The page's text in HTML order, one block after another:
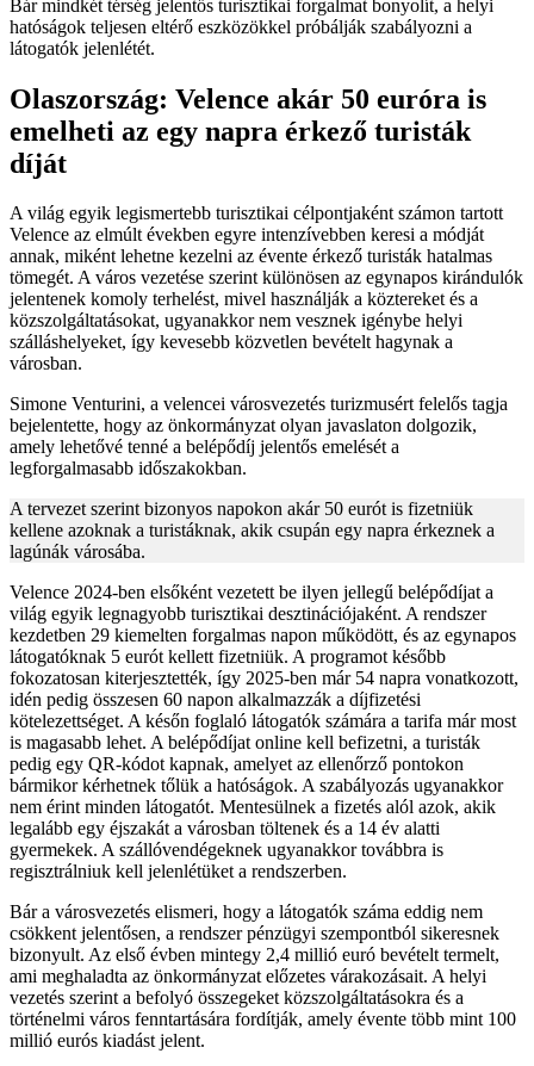
Bár mindkét térség jelentős turisztikai forgalmat bonyolít, a helyi
hatóságok teljesen eltérő eszközökkel próbálják szabályozni a
látogatók jelenlétét.
Olaszország: Velence akár 50 euróra is
emelheti az egy napra érkező turisták
díját
A világ egyik legismertebb turisztikai célpontjaként számon tartott
Velence az elmúlt években egyre intenzívebben keresi a módját
annak, miként lehetne kezelni az évente érkező turisták hatalmas
tömegét. A város vezetése szerint különösen az egynapos kirándulók
jelentenek komoly terhelést, mivel használják a köztereket és a
közszolgáltatásokat, ugyanakkor nem vesznek igénybe helyi
szálláshelyeket, így kevesebb közvetlen bevételt hagynak a
városban.
Simone Venturini, a velencei városvezetés turizmusért felelős tagja
bejelentette, hogy az önkormányzat olyan javaslaton dolgozik,
amely lehetővé tenné a belépődíj jelentős emelését a
legforgalmasabb időszakokban.
A tervezet szerint bizonyos napokon akár 50 eurót is fizetniük
kellene azoknak a turistáknak, akik csupán egy napra érkeznek a
lagúnák városába.
Velence 2024-ben elsőként vezetett be ilyen jellegű belépődíjat a
világ egyik legnagyobb turisztikai desztinációjaként. A rendszer
kezdetben 29 kiemelten forgalmas napon működött, és az egynapos
látogatóknak 5 eurót kellett fizetniük. A programot később
fokozatosan kiterjesztették, így 2025-ben már 54 napra vonatkozott,
idén pedig összesen 60 napon alkalmazzák a díjfizetési
kötelezettséget. A későn foglaló látogatók számára a tarifa már most
is magasabb lehet. A belépődíjat online kell befizetni, a turisták
pedig egy QR-kódot kapnak, amelyet az ellenőrző pontokon
bármikor kérhetnek tőlük a hatóságok. A szabályozás ugyanakkor
nem érint minden látogatót. Mentesülnek a fizetés alól azok, akik
legalább egy éjszakát a városban töltenek és a 14 év alatti
gyermekek. A szállóvendégeknek ugyanakkor továbbra is
regisztrálniuk kell jelenlétüket a rendszerben.
Bár a városvezetés elismeri, hogy a látogatók száma eddig nem
csökkent jelentősen, a rendszer pénzügyi szempontból sikeresnek
bizonyult. Az első évben mintegy 2,4 millió euró bevételt termelt,
ami meghaladta az önkormányzat előzetes várakozásait. A helyi
vezetés szerint a befolyó összegeket közszolgáltatásokra és a
történelmi város fenntartására fordítják, amely évente több mint 100
millió eurós kiadást jelent.